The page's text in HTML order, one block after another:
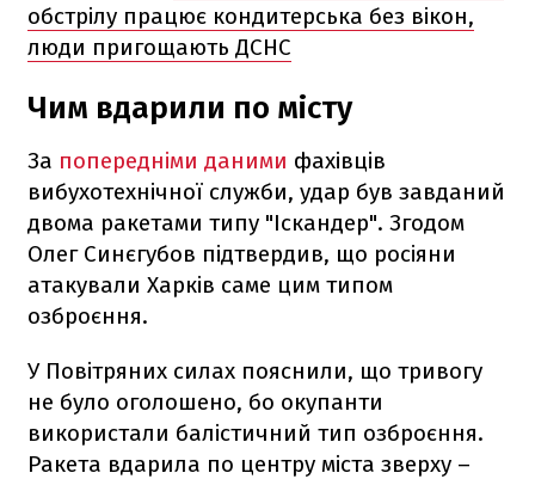
обстрілу працює кондитерська без вікон,
люди пригощають ДСНС
Чим вдарили по місту
За попередніми даними фахівців
вибухотехнічної служби, удар був завданий
двома ракетами типу "Іскандер". Згодом
Олег Синєгубов підтвердив, що росіяни
атакували Харків саме цим типом
озброєння.
У Повітряних силах пояснили, що тривогу
не було оголошено, бо окупанти
використали балістичний тип озброєння.
Ракета вдарила по центру міста зверху –